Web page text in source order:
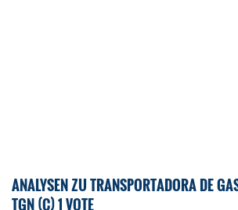
ANALYSEN ZU TRANSPORTADORA DE
TGN (C) 1 VOTE